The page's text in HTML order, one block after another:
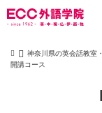
神奈川県の英会話教室
開講コース